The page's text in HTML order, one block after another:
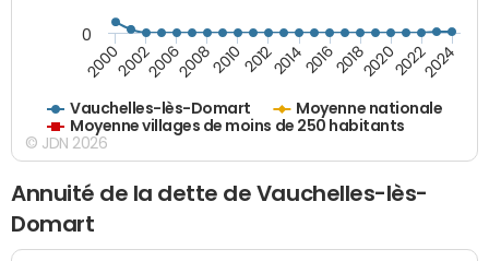
Vauchelles-lès-Domart
Moyenne nationale
Moyenne villages de moins de 250 habitants
200020022006200820102012201420162018202020222024
0
© JDN 2026
Annuité de la dette de Vauchelles-lès-
Domart